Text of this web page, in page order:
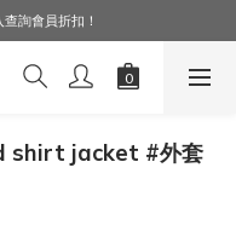
購物金$50！
詢會員折扣！
購物金$50！
shirt jacket #外套